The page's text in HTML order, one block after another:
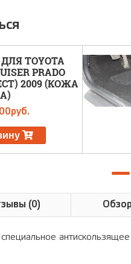
TOYOTA
PRADO
2009 (КОЖА
(0)